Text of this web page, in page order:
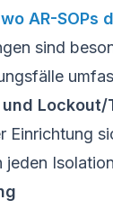
AR-SOPs
sind
Lockout/
Einrichtung
jeden